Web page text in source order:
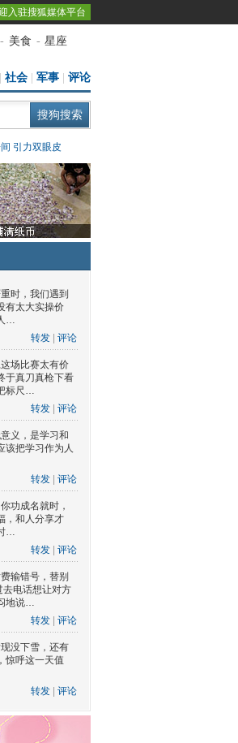
入驻搜狐媒体平台
- 美食 - 星座
社会 军事 评论
引力双眼皮
时，我们遇到
有太大实操价
…
转发
评论
场比赛太有价
于真刀真枪下看
标尺…
转发
评论
义，是学习和
该把学习作为人
转发
评论
功成名就时，
，和人分享才
…
转发
评论
输错号，替别
去电话想让对方
地说…
转发
评论
没下雪，还有
惊呼这一天值
转发
评论